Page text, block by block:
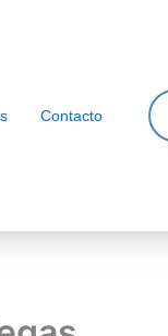
Contacto